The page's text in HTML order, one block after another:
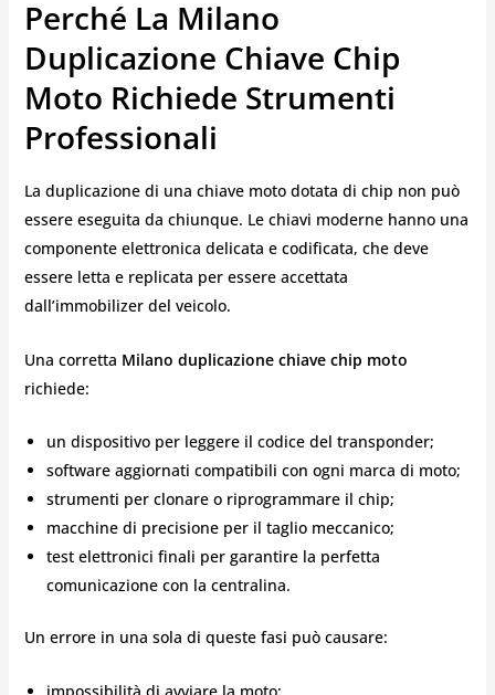
Perché La Milano
Duplicazione Chiave Chip
Moto Richiede Strumenti
Professionali
La duplicazione di una chiave moto dotata di chip non può
essere eseguita da chiunque. Le chiavi moderne hanno una
componente elettronica delicata e codificata, che deve
essere letta e replicata per essere accettata
dall’immobilizer del veicolo.
Una corretta Milano duplicazione chiave chip moto
richiede:
un dispositivo per leggere il codice del transponder;
software aggiornati compatibili con ogni marca di moto;
strumenti per clonare o riprogrammare il chip;
macchine di precisione per il taglio meccanico;
test elettronici finali per garantire la perfetta
comunicazione con la centralina.
Un errore in una sola di queste fasi può causare:
impossibilità di avviare la moto;